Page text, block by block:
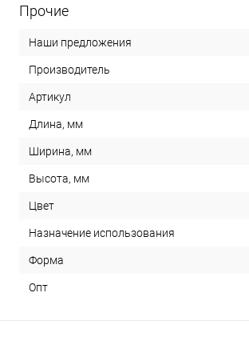
Прочие
Наши предложения
Производитель
Артикул
Длина, мм
Ширина, мм
Высота, мм
Цвет
Назначение использования
Форма
Опт